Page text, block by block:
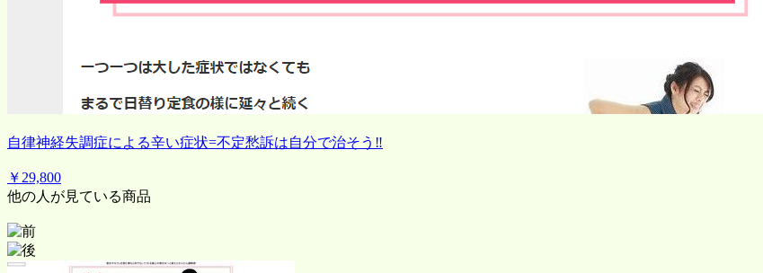
自律神経失調症による辛い症状=不定愁訴は自分で治そう‼
￥29,800
他の人が見ている商品